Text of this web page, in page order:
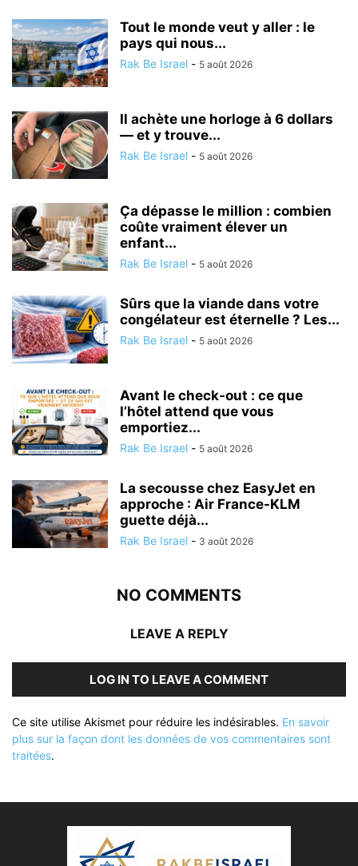
Tout le monde veut y aller : le
pays qui nous...
Rak Be Israel - 5 août 2026
Il achète une horloge à 6 dollars
— et y trouve...
Rak Be Israel - 5 août 2026
Ça dépasse le million : combien
coûte vraiment élever un
enfant...
Rak Be Israel - 5 août 2026
Sûrs que la viande dans votre
congélateur est éternelle ? Les...
Rak Be Israel - 5 août 2026
Avant le check-out : ce que
l’hôtel attend que vous
emportiez...
Rak Be Israel - 5 août 2026
La secousse chez EasyJet en
approche : Air France-KLM
guette déjà...
Rak Be Israel - 3 août 2026
NO COMMENTS
LEAVE A REPLY
LOG IN TO LEAVE A COMMENT
Ce site utilise Akismet pour réduire les indésirables. En savoir
plus sur la façon dont les données de vos commentaires sont
traitées.